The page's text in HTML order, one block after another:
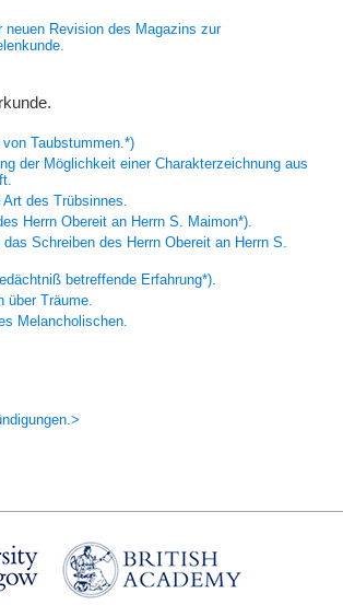
neuen Revision des Magazins zur
Taubstummen.*)
der Möglichkeit einer Charakterzeichnung aus
Art des Trübsinnes.
Herrn Obereit an Herrn S. Maimon*).
Schreiben des Herrn Obereit an Herrn S.
betreffende Erfahrung*).
über Träume.
Melancholischen.